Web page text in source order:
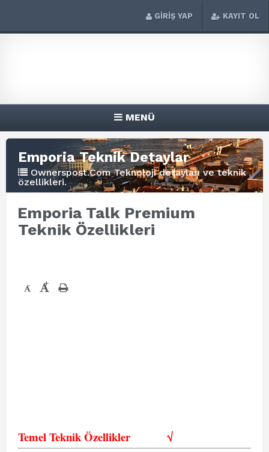
GİRİŞ YAP KAYIT OL
MENÜ
Emporia Teknik Detaylar
Ownerspost.Com Teknoloji detayları ve teknik
özellikleri.
Emporia Talk Premium
Teknik Özellikleri
- +
Temel Teknik Özellikler√